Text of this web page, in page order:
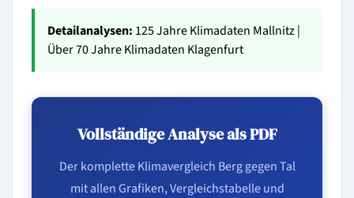
Detailanalysen: 125 Jahre Klimadaten Mallnitz|
Über 70 Jahre Klimadaten Klagenfurt
Vollständige Analyse als PDF
Der komplette Klimavergleich Berg gegen Tal
mit allen Grafiken, Vergleichstabelle und